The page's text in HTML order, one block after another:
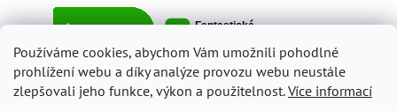
Používáme cookies, abychom Vám umožnili pohodlné
prohlížení webu a díky analýze provozu webu neustále
zlepšovali jeho funkce, výkon a použitelnost.Více informací